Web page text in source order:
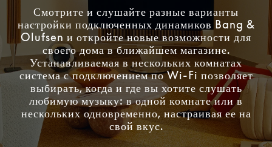
Смотрите и слушайте разные варианты
настройки подключенных динамиков Bang &
Olufsen и откройте новые возможности для
своего дома в ближайшем магазине.
Устанавливаемая в нескольких комнатах
система с подключением по Wi-Fi позволяет
выбирать, когда и где вы хотите слушать
любимую музыку: в одной комнате или в
нескольких одновременно, настраивая ее на
свой вкус.